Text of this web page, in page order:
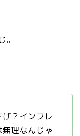
。
げ？インフレ
理なんじゃ